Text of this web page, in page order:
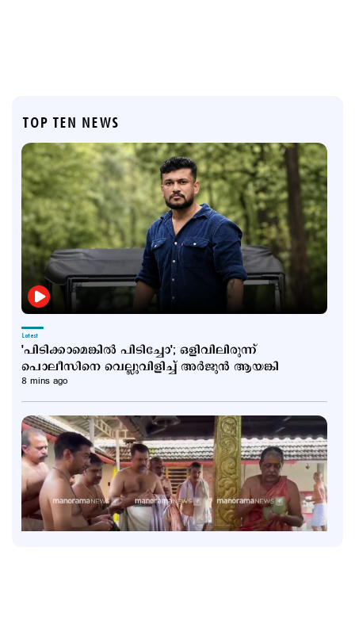
TOP TEN NEWS
Latest
'പിടിക്കാമെങ്കിൽ പിടിച്ചോ'; ഒളിവിലിരുന്ന്
പൊലീസിനെ വെല്ലുവിളിച്ച് അർജുൻ ആയങ്കി
8 mins ago